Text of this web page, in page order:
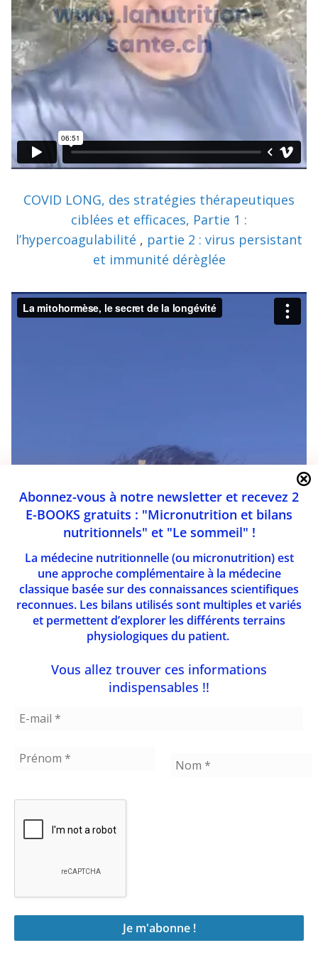
Abonnez-vous à notre newsletter et recevez 2
E-BOOKS gratuits : "Micronutrition et bilans
nutritionnels" et "Le sommeil" !
La médecine nutritionnelle (ou micronutrition) est
une approche complémentaire à la médecine
classique basée sur des connaissances scientifiques
reconnues. Les bilans utilisés sont multiples et variés
et permettent d’explorer les différents terrains
physiologiques du patient.
Vous allez trouver ces informations
indispensables !!
COVID LONG, des stratégies thérapeutiques
ciblées et efficaces, Partie 1 :
l’hypercoagulabilité , partie 2 : virus persistant
et immunité dérèglée
mitohormese-le-secret-de-la-sante-et-de-la-